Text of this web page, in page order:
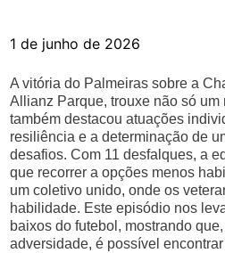
1 de junho de 2026
A vitória do Palmeiras sobre a
Allianz Parque, trouxe não só
também destacou atuações
resiliência e a determinação de
desafios. Com 11 desfalques, a
que recorrer a opções menos
um coletivo unido, onde os
habilidade. Este episódio nos
baixos do futebol, mostrando
adversidade, é possível